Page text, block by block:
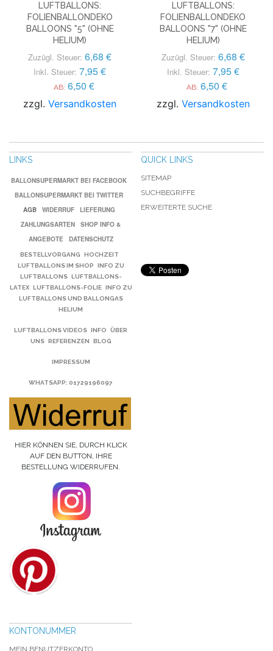
LUFTBALLONS:
FOLIENBALLONDEKO
BALLOONS "5" (OHNE
HELIUM)
Zuzügl. Steuer: 6,68 €
Inkl. Steuer: 7,95 €
AB: 6,50 €
zzgl.Versandkosten
LUFTBALLONS:
FOLIENBALLONDEKO
BALLOONS "7" (OHNE
HELIUM)
Zuzügl. Steuer: 6,68 €
Inkl. Steuer: 7,95 €
AB: 6,50 €
zzgl. Versandkosten
LINKS
BALLONSUPERMARKT BEI FACEBOOK
BALLONSUPERMARKT BEI TWITTER
AGB
WIDERRUF
LIEFERUNG
ZAHLUNGSARTEN
SHOP INFO &
ANGEBOTE
DATENSCHUTZ
BESTELLVORGANG
HOCHZEIT
LUFTBALLONS IM SHOP
INFO ZU
LUFTBALLONS
LUFTBALLONS-
LATEX
LUFTBALLONS-FOLIE
INFO ZU
LUFTBALLONS UND BALLONGAS
HELIUM
LUFTBALLONS VIDEOS INFO
ÜBER
UNS
REFERENZEN BLOG
IMPRESSUM
WHATSAPP: 01729196097
HIER KÖNNEN SIE, DURCH KLICK
AUF DEN BUTTON, IHRE
BESTELLUNG WIDERRUFEN.
QUICK LINKS
SITEMAP
SUCHBEGRIFFE
ERWEITERTE SUCHE
KONTONUMMER